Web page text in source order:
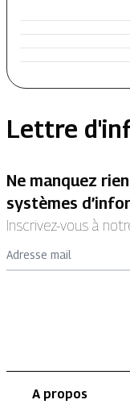
Lettre
Ne manquez
systèmes
Inscrivez-vous à
Adresse mail
A propos